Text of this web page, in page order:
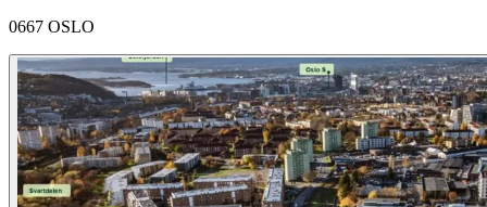
0667 OSLO